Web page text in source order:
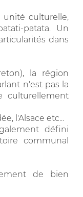
unité culturelle,
patata. Un
dans
la région
n'est pas la
culturellement
l'Alsace etc...
défini
communal
de bien